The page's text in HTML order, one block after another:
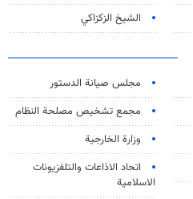
الشيخ الزكزاكي
مجلس صيانة الدستور
مجمع تشخيص مصلحة النظام
وزارة الخارجية
اتحاد الاذاعات والتلفزيونات
الاسلامية